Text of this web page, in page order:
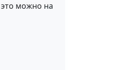
это можно на